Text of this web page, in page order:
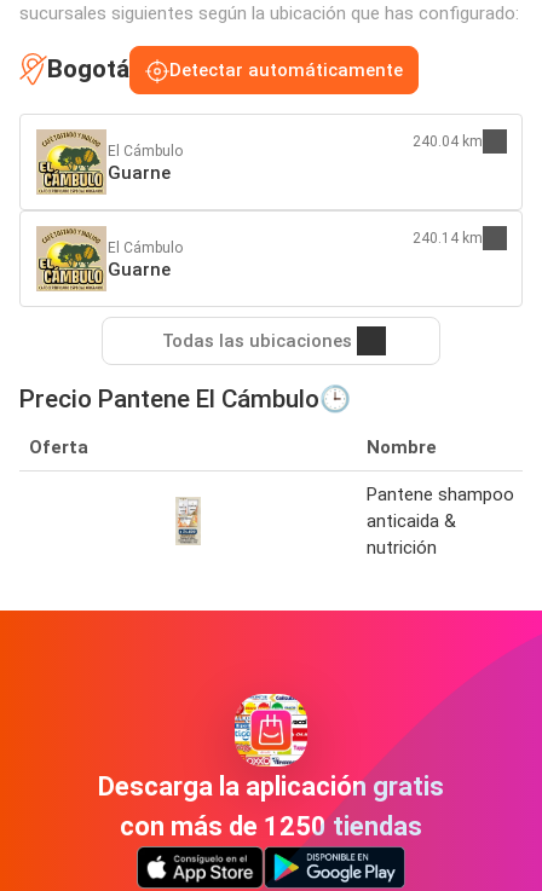
sucursales siguientes según la ubicación que has configurado:
Bogotá Detectar automáticamente
El Cámbulo
Guarne
240.04 km
El Cámbulo
Guarne
240.14 km
Todas las ubicaciones
Precio Pantene El Cámbulo🕒
Oferta Nombre
Pantene shampoo
anticaida &
nutrición
Descarga la aplicación gratis
con más de 1250 tiendas